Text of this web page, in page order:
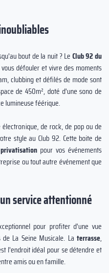
bout de la nuit ? LeClub 92 du
défouler et vivre des moments
clubbing et défilés de mode sont
de 450m², doté d'une sono de
lumineuse féérique.
de rock, de pop ou de
style au Club 92. Cette boite de
pour vos événements
ou tout autre événement que
service attentionné
pour profiter d'une vue
La Seine Musicale. La terrasse,
l'endroit idéal pour se détendre et
amis ou en famille.